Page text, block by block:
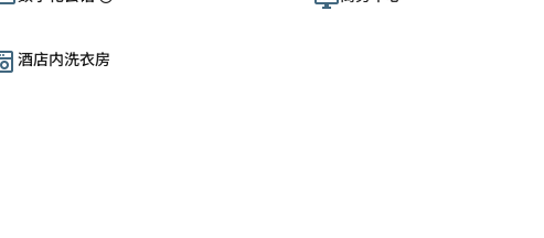
酒店内洗衣房